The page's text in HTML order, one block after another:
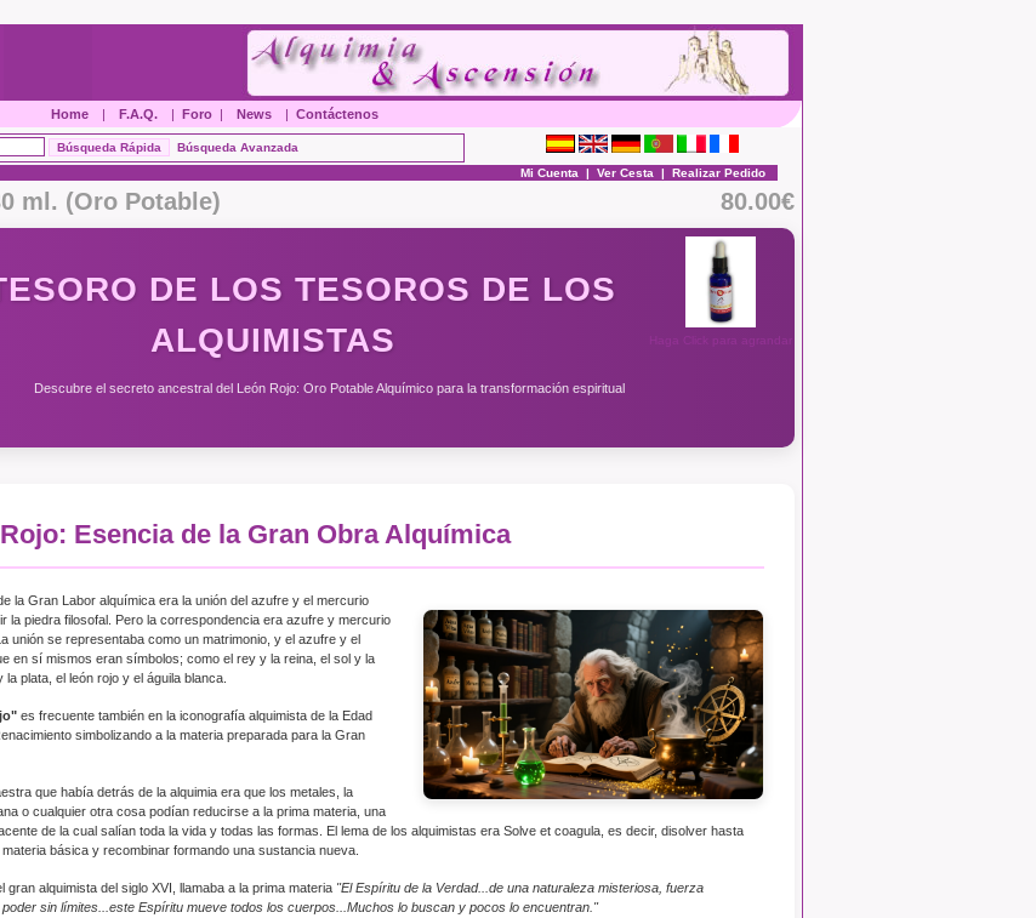
Home | F.A.Q. | Foro| News | Contáctenos
Búsqueda Avanzada
Mi Cuenta | Ver Cesta | Realizar Pedido
ml. (Oro Potable) 80.00€
Haga Click para agrandar
DE LOS TESOROS DE LOS
ALQUIMISTAS
Descubre el secreto ancestral del León Rojo: Oro Potable Alquímico para la transformación espiritual
Esencia de la Gran Obra Alquímica
la Gran Labor alquímica era la unión del azufre y el mercurio
la piedra filosofal. Pero la correspondencia era azufre y mercurio
unión se representaba como un matrimonio, y el azufre y el
en sí mismos eran símbolos; como el rey y la reina, el sol y la
la plata, el león rojo y el águila blanca.
es frecuente también en la iconografía alquimista de la Edad
simbolizando a la materia preparada para la Gran
que había detrás de la alquimia era que los metales, la
o cualquier otra cosa podían reducirse a la prima materia, una
de la cual salían toda la vida y todas las formas. El lema de los alquimistas era Solve et coagula, es decir, disolver hasta
básica y recombinar formando una sustancia nueva.
gran alquimista del siglo XVI, llamaba a la prima materia "El Espíritu de la Verdad...de una naturaleza misteriosa, fuerza
sin límites...este Espíritu mueve todos los cuerpos...Muchos lo buscan y pocos lo encuentran."